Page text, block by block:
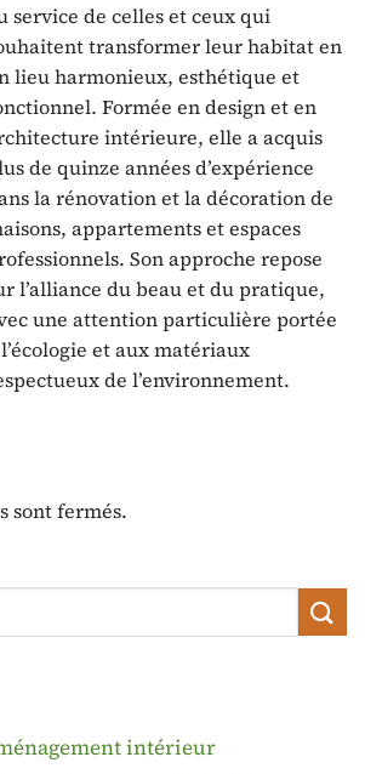
service de celles et ceux qui
transformer leur habitat en
lieu harmonieux, esthétique et
Formée en design et en
intérieure, elle a acquis
de quinze années d’expérience
la rénovation et la décoration de
appartements et espaces
Son approche repose
l’alliance du beau et du pratique,
une attention particulière portée
et aux matériaux
de l’environnement.
sont fermés.
intérieur